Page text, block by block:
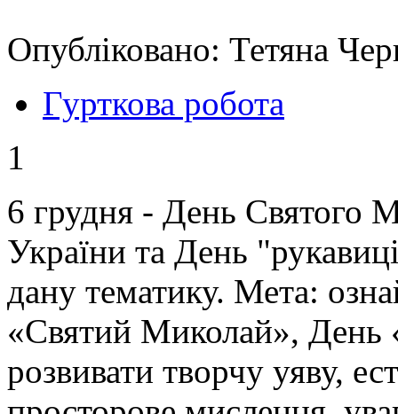
Опубліковано: Тетяна
Гурткова робота
1
6 грудня - День Святого
України та День
дану тематику. Мета:
«Святий Миколай», День
розвивати творчу уяву,